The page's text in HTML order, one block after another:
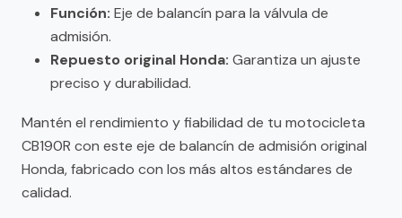
Función: Eje de balancín para la válvula de
admisión.
Repuesto original Honda: Garantiza un ajuste
preciso y durabilidad.
Mantén el rendimiento y fiabilidad de tu motocicleta
CB190R con este eje de balancín de admisión original
Honda, fabricado con los más altos estándares de
calidad.